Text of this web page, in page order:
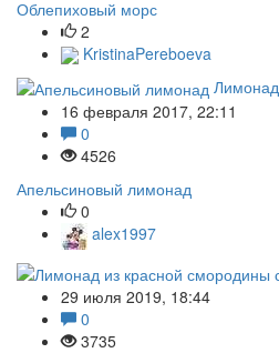
Облепиховый морс
2
KristinaPereboeva
Лимонад
16 февраля 2017, 22:11
0
4526
Апельсиновый лимонад
0
alex1997
29 июля 2019, 18:44
0
3735